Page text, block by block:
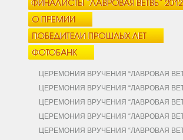
ЦЕРЕМОНИЯ ВРУЧЕНИЯ “ЛАВРОВАЯ
ЦЕРЕМОНИЯ ВРУЧЕНИЯ “ЛАВРОВАЯ
ЦЕРЕМОНИЯ ВРУЧЕНИЯ “ЛАВРОВАЯ
ЦЕРЕМОНИЯ ВРУЧЕНИЯ “ЛАВРОВАЯ
ЦЕРЕМОНИЯ ВРУЧЕНИЯ “ЛАВРОВАЯ